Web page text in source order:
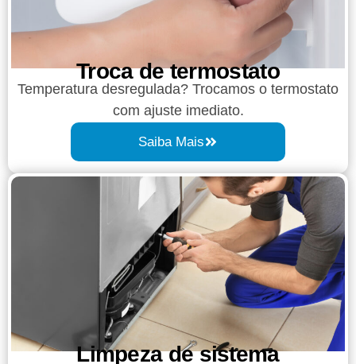
Troca de termostato
Temperatura desregulada? Trocamos o termostato
com ajuste imediato.
Saiba Mais
Limpeza de sistema